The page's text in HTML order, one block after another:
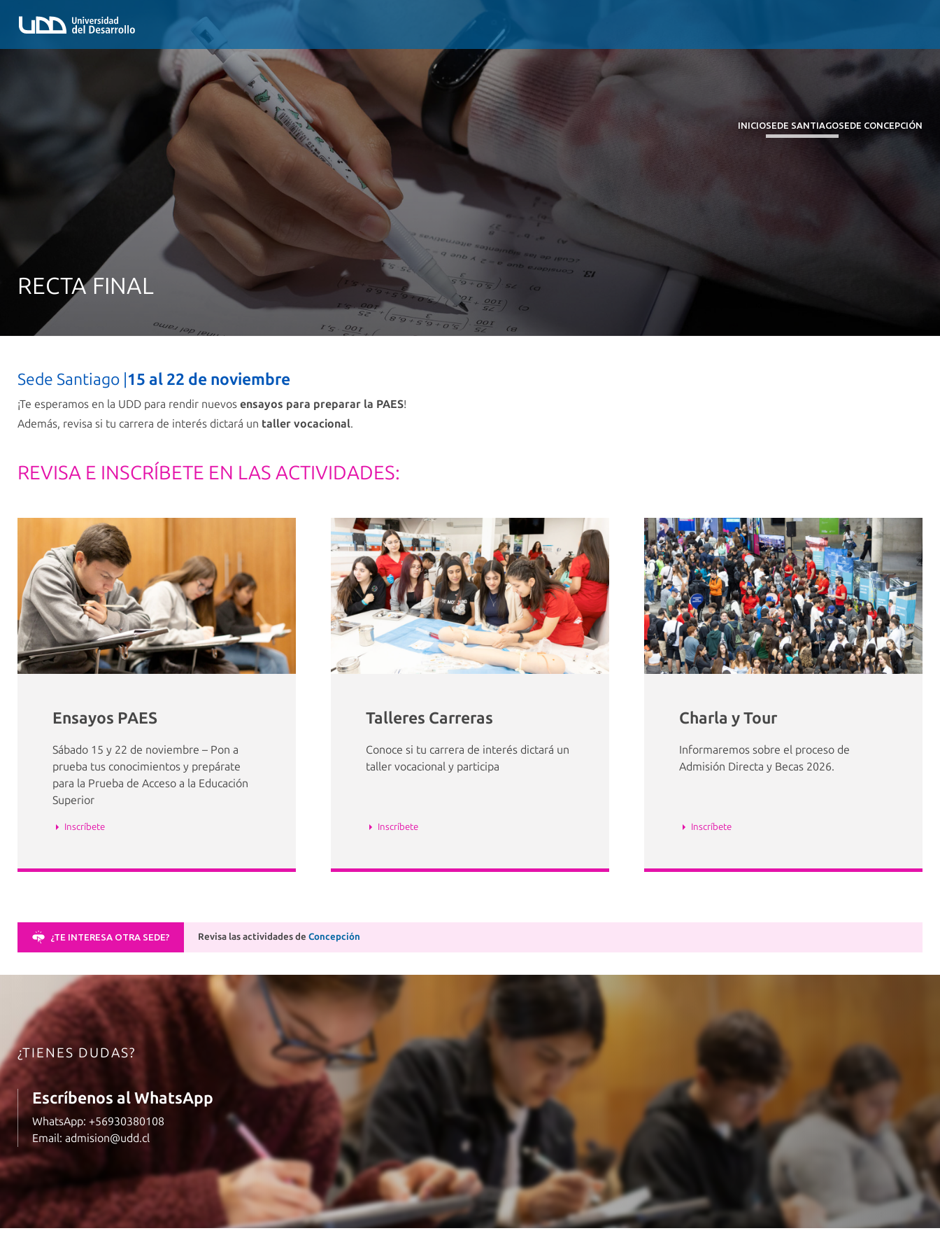
RECTA FINAL
INICIOSEDE SANTIAGOSEDE CONCEPCIÓN
Sede Santiago | 15 al 22 de noviembre
¡Te esperamos en la UDD para rendir nuevos ensayos para preparar la PAES!
Además, revisa si tu carrera de interés dictará un taller vocacional.
REVISA E INSCRÍBETE EN LAS ACTIVIDADES:
Ensayos PAES
Sábado 15 y 22 de noviembre – Pon a
prueba tus conocimientos y prepárate
para la Prueba de Acceso a la Educación
Superior
Inscríbete
Talleres Carreras
Conoce si tu carrera de interés dictará un
taller vocacional y participa
Inscríbete
Charla y Tour
Informaremos sobre el proceso de
Admisión Directa y Becas 2026.
Inscríbete
¿TE INTERESA OTRA SEDE? Revisa las actividades de Concepción
¿TIENES DUDAS?
Escríbenos al WhatsApp
WhatsApp: +56930380108
Email: admision@udd.cl